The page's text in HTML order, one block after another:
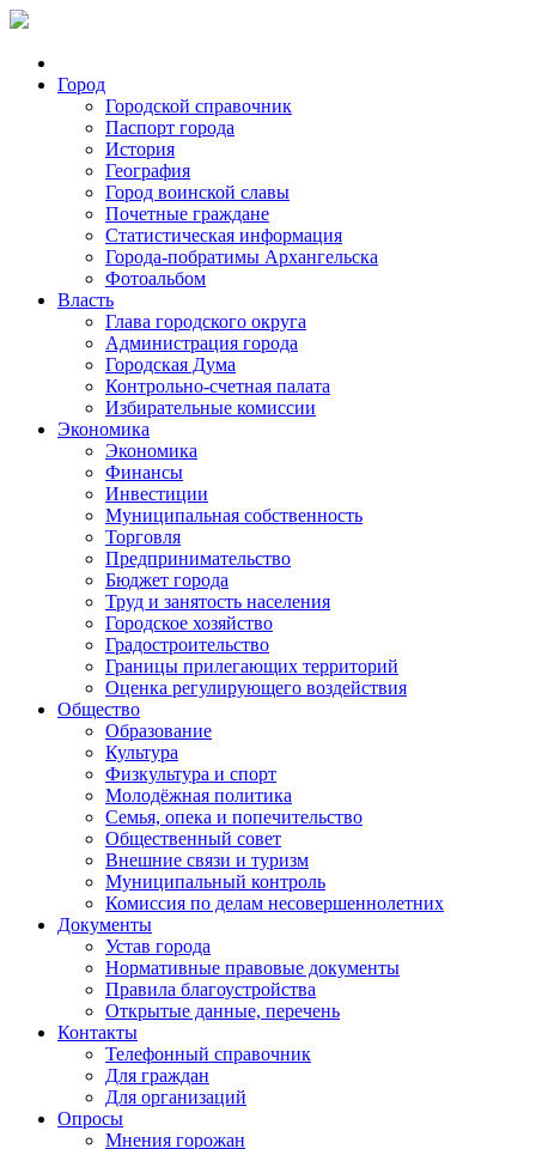
Город
Городской справочник
Паспорт города
История
География
Город воинской славы
Почетные граждане
Статистическая информация
Города-побратимы Архангельска
Фотоальбом
Власть
Глава городского округа
Администрация города
Городская Дума
Контрольно-счетная палата
Избирательные комиссии
Экономика
Экономика
Финансы
Инвестиции
Муниципальная собственность
Торговля
Предпринимательство
Бюджет города
Труд и занятость населения
Городское хозяйство
Градостроительство
Границы прилегающих территорий
Оценка регулирующего воздействия
Общество
Образование
Культура
Физкультура и спорт
Молодёжная политика
Семья, опека и попечительство
Общественный совет
Внешние связи и туризм
Муниципальный контроль
Комиссия по делам несовершеннолетних
Документы
Устав города
Нормативные правовые документы
Правила благоустройства
Открытые данные, перечень
Контакты
Телефонный справочник
Для граждан
Для организаций
Опросы
Мнения горожан